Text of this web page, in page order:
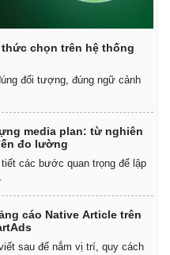
Thị trường
Giá vàng
Tiêu dùng
Tỷ giá
Giá cà phê
chọn trên hệ thống
đối tượng, đúng ngữ cảnh
media plan: từ nghiên
đo lường
các bước quan trọng để lập
cáo Native Article trên
sau để nắm vị trí, quy cách